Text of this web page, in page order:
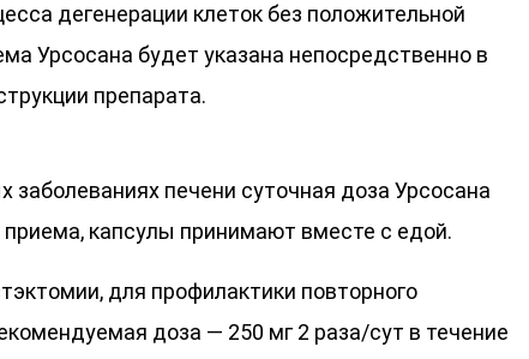
дегенерации клеток без положительной
Урсосана будет указана непосредственно в
препарата.
заболеваниях печени суточная доза Урсосана
приема, капсулы принимают вместе с едой.
для профилактики повторного
доза — 250 мг 2 раза/сут в течение